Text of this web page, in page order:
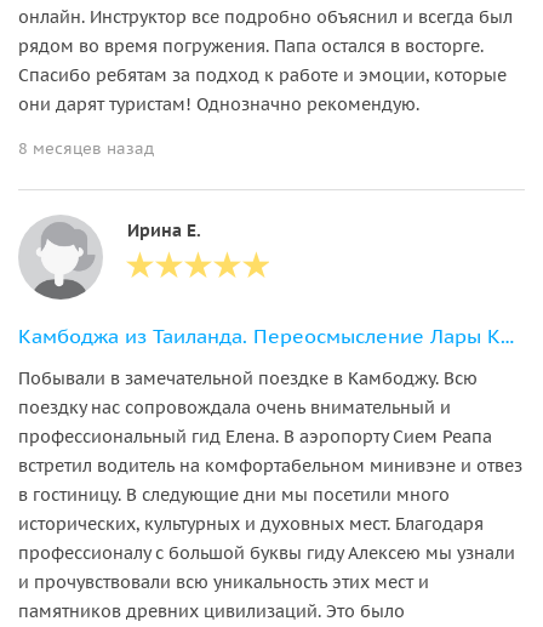
онлайн. Инструктор все подробно объяснил и всегда был
рядом во время погружения. Папа остался в восторге.
Спасибо ребятам за подход к работе и эмоции, которые
они дарят туристам! Однозначно рекомендую.
8 месяцев назад
Ирина Е.
Камбоджа из Таиланда. Переосмысление Лары Крофт. Два дня
Побывали в замечательной поездке в Камбоджу. Всю
поездку нас сопровождала очень внимательный и
профессиональный гид Елена. В аэропорту Сием Реапа
встретил водитель на комфортабельном минивэне и отвез
в гостиницу. В следующие дни мы посетили много
исторических, культурных и духовных мест. Благодаря
профессионалу с большой буквы гиду Алексею мы узнали
и прочувствовали всю уникальность этих мест и
памятников древних цивилизаций. Это было